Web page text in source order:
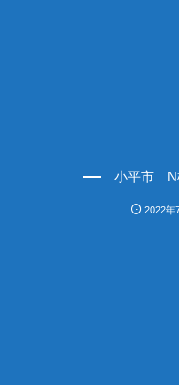
小平市 N
2022年